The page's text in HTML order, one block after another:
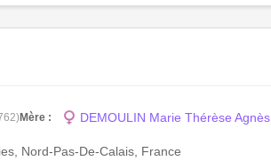
Mère : DEMOULIN Marie Thérèse Agnès
Nord-Pas-De-Calais, France